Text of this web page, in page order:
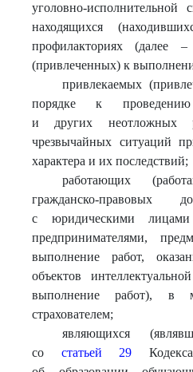
уголовно-
находящихся
профилакториях
(привлеченных) к
привлекаемых
порядке к проведению
и других неотложных
чрезвычайных ситуаций
характера и их последствий;
работающих
гражданско-правовых
с юридическими
предпринимателями,
выполнение работ,
объектов
выполнение работ), в
страхователем;
являющихся
со статьей 29